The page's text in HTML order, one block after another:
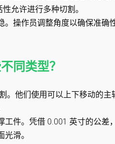
允许进行多种切割。
。操作员调整角度以确保准
同类型？
。他们使用可以上下移动的
工件。凭借 0.001 英寸的公
滑。